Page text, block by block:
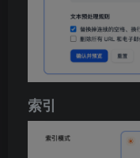
索引